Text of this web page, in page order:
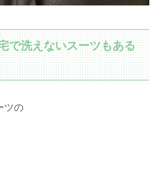
で洗えないスーツもある
ツの